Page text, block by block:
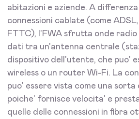
abitazioni e aziende. A
connessioni cablate (come
FTTC), l'FWA sfrutta onde
dati tra un'antenna centrale
dispositivo dell'utente, che puo'
wireless o un router Wi-Fi. La
puo' essere vista come una sorta
poiche' fornisce velocita' e
quelle delle connessioni in fibra